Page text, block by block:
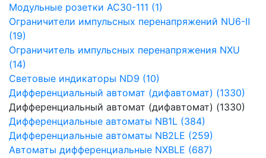
Модульные розетки AC30-111 (1)
Ограничители импульсных перенапряжений NU6-Ⅱ
(19)
Ограничитель импульсных перенапряжения NXU
(14)
Световые индикаторы ND9 (10)
Дифференциальный автомат (дифавтомат) (1330)
Дифференциальный автомат (дифавтомат) (1330)
Дифференциальные автоматы NB1L (384)
Дифференциальные автоматы NB2LE (259)
Автоматы дифференциальные NXBLE (687)